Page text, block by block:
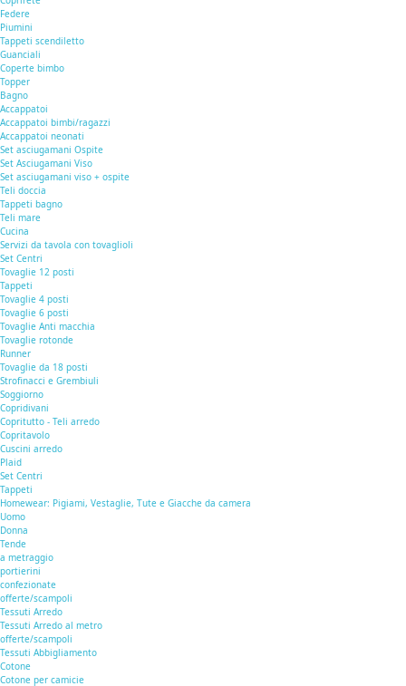
Federe
Piumini
Tappeti scendiletto
Guanciali
Coperte bimbo
Topper
Bagno
Accappatoi
Accappatoi bimbi/ragazzi
Accappatoi neonati
Set asciugamani Ospite
Set Asciugamani Viso
Set asciugamani viso + ospite
Teli doccia
Tappeti bagno
Teli mare
Cucina
Servizi da tavola con tovaglioli
Set Centri
Tovaglie 12 posti
Tappeti
Tovaglie 4 posti
Tovaglie 6 posti
Tovaglie Anti macchia
Tovaglie rotonde
Runner
Tovaglie da 18 posti
Strofinacci e Grembiuli
Soggiorno
Copridivani
Copritutto - Teli arredo
Copritavolo
Cuscini arredo
Plaid
Set Centri
Tappeti
Homewear: Pigiami, Vestaglie, Tute e Giacche da camera
Uomo
Donna
Tende
a metraggio
portierini
confezionate
offerte/scampoli
Tessuti Arredo
Tessuti Arredo al metro
offerte/scampoli
Tessuti Abbigliamento
Cotone
Cotone per camicie